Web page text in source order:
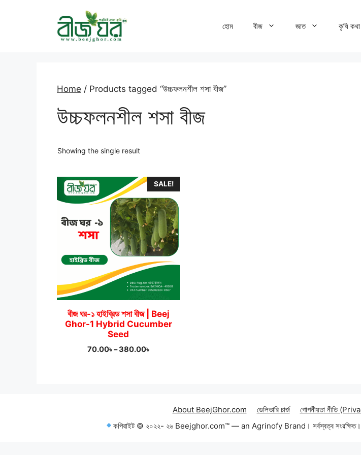
হোম বীজ জাত কৃষি কথা
Home / Products tagged “উচ্চফলনশীল শসা বীজ”
উচ্চফলনশীল শসা বীজ
Showing the single result
SALE!
বীজ ঘর-১ হাইব্রিড শসা বীজ | Beej
Ghor-1 Hybrid Cucumber
Seed
70.00৳–380.00৳Price
About BeejGhor.com ডেলিভারি চার্জ গোপনীয়তা নীতি
কপিরাইট © ২০২২- ২৬ Beejghor.com™ — an Agrinofy Brand। সর্বস্বত্ব সংরক্ষিত।